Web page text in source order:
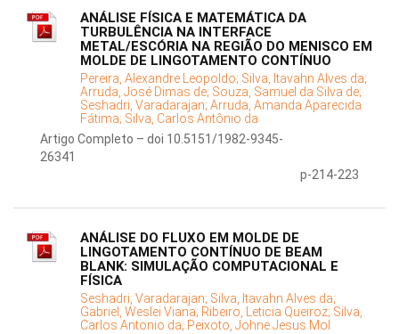
ANÁLISE FÍSICA E MATEMÁTICA DA
TURBULÊNCIA NA INTERFACE
METAL/ESCÓRIA NA REGIÃO DO MENISCO EM
MOLDE DE LINGOTAMENTO CONTÍNUO
Pereira, Alexandre Leopoldo; Silva, Itavahn Alves da;
Arruda, José Dimas de; Souza, Samuel da Silva de;
Seshadri, Varadarajan; Arruda, Amanda Aparecida
Fátima; Silva, Carlos Antônio da
Artigo Completo – doi 10.5151/1982-9345-
26341
p-214-223
ANÁLISE DO FLUXO EM MOLDE DE
LINGOTAMENTO CONTÍNUO DE BEAM
BLANK: SIMULAÇÃO COMPUTACIONAL E
FÍSICA
Seshadri, Varadarajan; Silva, Itavahn Alves da;
Gabriel, Weslei Viana; Ribeiro, Leticia Queiroz; Silva,
Carlos Antonio da; Peixoto, Johne Jesus Mol